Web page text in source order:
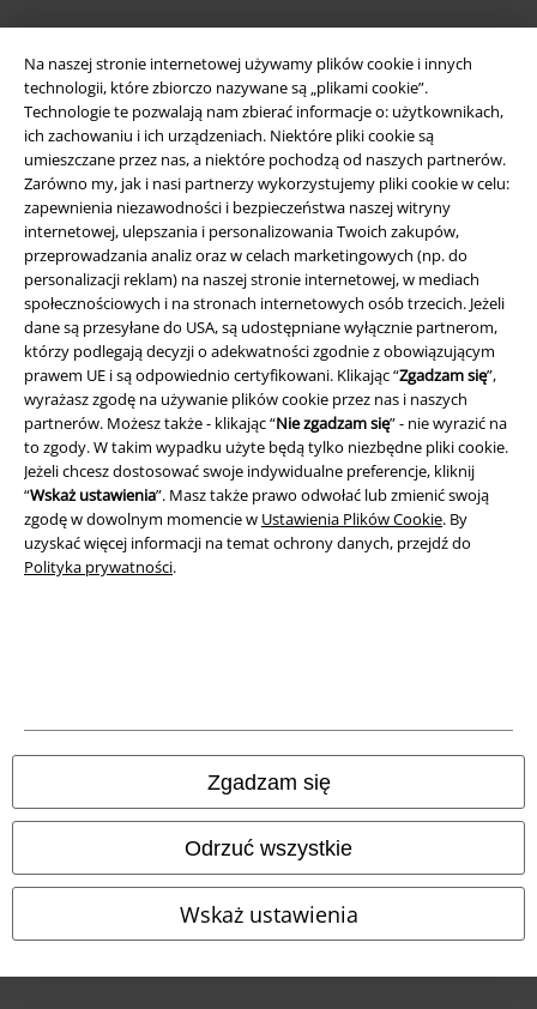
Na naszej stronie internetowej używamy plików cookie i innych
technologii, które zbiorczo nazywane są „plikami cookie”.
Technologie te pozwalają nam zbierać informacje o: użytkownikach,
ich zachowaniu i ich urządzeniach. Niektóre pliki cookie są
umieszczane przez nas, a niektóre pochodzą od naszych partnerów.
Zarówno my, jak i nasi partnerzy wykorzystujemy pliki cookie w celu:
zapewnienia niezawodności i bezpieczeństwa naszej witryny
internetowej, ulepszania i personalizowania Twoich zakupów,
przeprowadzania analiz oraz w celach marketingowych (np. do
personalizacji reklam) na naszej stronie internetowej, w mediach
społecznościowych i na stronach internetowych osób trzecich. Jeżeli
dane są przesyłane do USA, są udostępniane wyłącznie partnerom,
którzy podlegają decyzji o adekwatności zgodnie z obowiązującym
prawem UE i są odpowiednio certyfikowani. Klikając “Zgadzam się”,
wyrażasz zgodę na używanie plików cookie przez nas i naszych
partnerów. Możesz także - klikając “Nie zgadzam się” - nie wyrazić na
to zgody. W takim wypadku użyte będą tylko niezbędne pliki cookie.
Jeżeli chcesz dostosować swoje indywidualne preferencje, kliknij
“Wskaż ustawienia”. Masz także prawo odwołać lub zmienić swoją
zgodę w dowolnym momencie w Ustawienia Plików Cookie. By
uzyskać więcej informacji na temat ochrony danych, przejdź do
Polityka prywatności.
Zgadzam się
Odrzuć wszystkie
Wskaż ustawienia
Informacje prawne
Regulamin
Dane firmy
Polityka prywatności
Unieszkodliwianie odpadów i ochrona środowiska
Deklaracja Zgodności
Informacje dotyczące dostępności
© 1986-2026 E.M.P. Merchandising HGmbH
Sklepy internetowe EMP